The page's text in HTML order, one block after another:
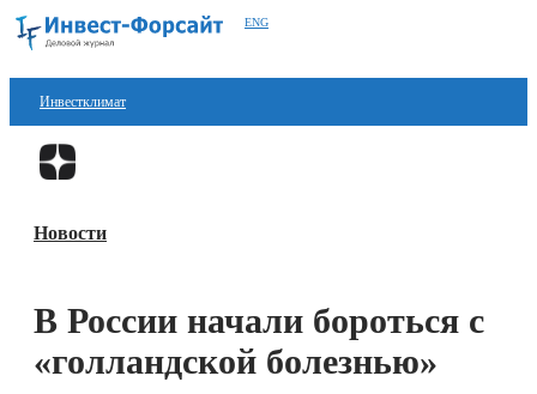
ENG
Инвестклимат
Финансы
Блокчейн
Новости
В России начали бороться с
«голландской болезнью»